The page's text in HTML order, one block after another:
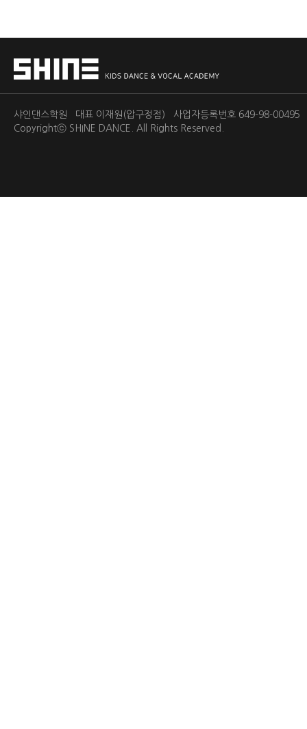
샤인댄스학원 대표 이재원(압구정점) 사업자등록번호 649-98-
Copyrightⓒ SHINE DANCE. All Rights Reserved.